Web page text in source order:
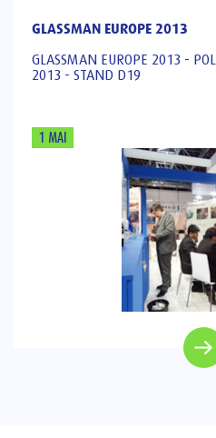
GLASSMAN EUROPE 2013
GLASSMAN EUROPE 2013 -
2013 - STAND D19
1 MAI